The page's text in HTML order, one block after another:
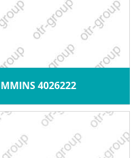
4026222